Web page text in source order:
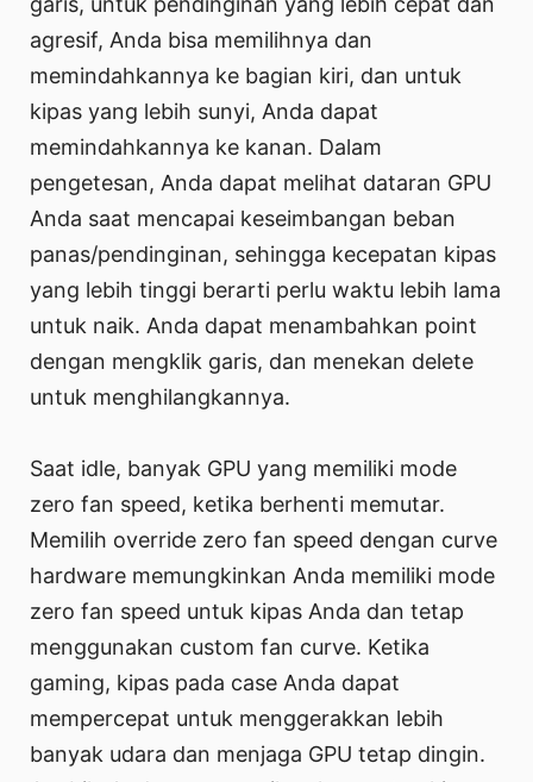
agresif, Anda bisa memilihnya dan
memindahkannya ke bagian kiri, dan untuk
kipas yang lebih sunyi, Anda dapat
memindahkannya ke kanan. Dalam
pengetesan, Anda dapat melihat dataran GPU
Anda saat mencapai keseimbangan beban
panas/pendinginan, sehingga kecepatan kipas
yang lebih tinggi berarti perlu waktu lebih lama
untuk naik. Anda dapat menambahkan point
dengan mengklik garis, dan menekan delete
untuk menghilangkannya.
Saat idle, banyak GPU yang memiliki mode
zero fan speed, ketika berhenti memutar.
Memilih override zero fan speed dengan curve
hardware memungkinkan Anda memiliki mode
zero fan speed untuk kipas Anda dan tetap
menggunakan custom fan curve. Ketika
gaming, kipas pada case Anda dapat
mempercepat untuk menggerakkan lebih
banyak udara dan menjaga GPU tetap dingin.